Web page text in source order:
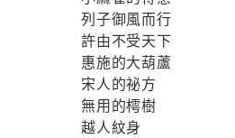
列子御風而行
許由不受天下
惠施的大葫蘆
宋人的祕方
無用的樗樹
越人紋身